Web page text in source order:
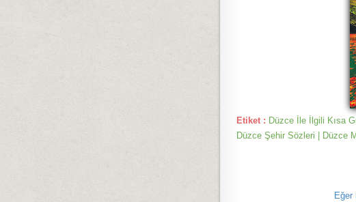
Etiket : Düzce İle İlgili Kısa
Düzce Şehir Sözleri | Düzce
Eğer